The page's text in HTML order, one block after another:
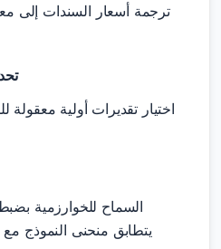
ترجمة أسعار السندات إلى
اختيار تقديرات أولية معقولة
السماح للخوارزمية
يتطابق منحنى النموذج مع